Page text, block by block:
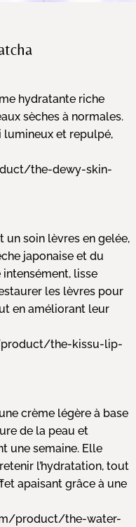
hydratante riche
sèches à normales.
lumineux et repulpé,
the-dewy-skin-
un soin lèvres en gelée,
japonaise et du
intensément, lisse
les lèvres pour
en améliorant leur
the-kissu-lip-
crème légère à base
de la peau et
une semaine. Elle
l’hydratation, tout
apaisant grâce à une
product/the-water-